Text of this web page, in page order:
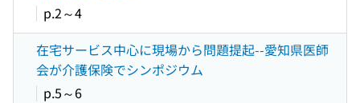
p.2～4
在宅サービス中心に現場から問題提起--愛知県医師
会が介護保険でシンポジウム
p.5～6